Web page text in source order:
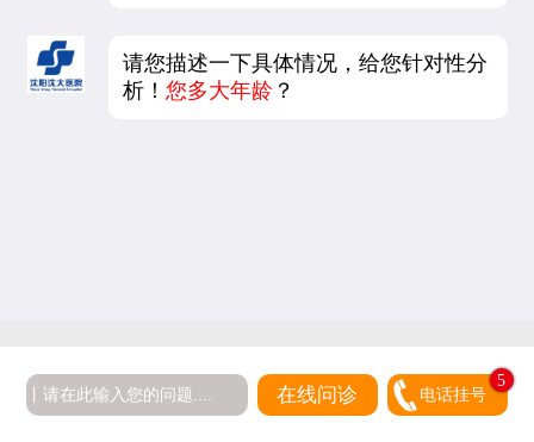
请您描述一下具体情况，给您针对性分
析！您多大年龄 ？
在线问诊 电话挂号
5